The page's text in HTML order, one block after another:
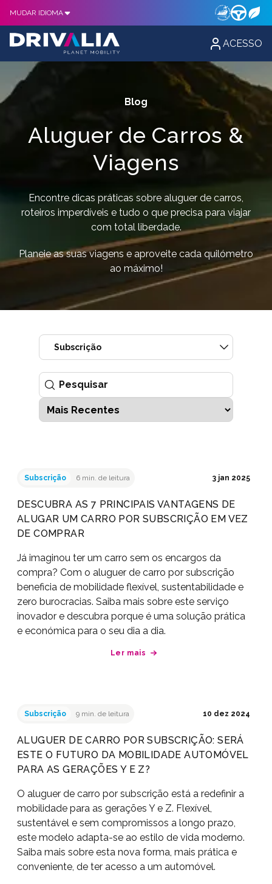
MUDAR IDIOMA
ACESSO
Blog
Aluguer de Carros &
Viagens
Encontre dicas práticas sobre aluguer de carros,
roteiros imperdíveis e tudo o que precisa para viajar
com total liberdade.
Planeie as suas viagens e aproveite cada quilómetro
ao máximo!
Subscrição
Subscrição 6 min. de leitura 3 jan 2025
DESCUBRA AS 7 PRINCIPAIS VANTAGENS DE
ALUGAR UM CARRO POR SUBSCRIÇÃO EM VEZ
DE COMPRAR
Já imaginou ter um carro sem os encargos da
compra? Com o aluguer de carro por subscrição
beneficia de mobilidade flexível, sustentabilidade e
zero burocracias. Saiba mais sobre este serviço
inovador e descubra porque é uma solução prática
e económica para o seu dia a dia.
Ler mais
Subscrição 9 min. de leitura 10 dez 2024
ALUGUER DE CARRO POR SUBSCRIÇÃO: SERÁ
ESTE O FUTURO DA MOBILIDADE AUTOMÓVEL
PARA AS GERAÇÕES Y E Z?
O aluguer de carro por subscrição está a redefinir a
mobilidade para as gerações Y e Z. Flexível,
sustentável e sem compromissos a longo prazo,
este modelo adapta-se ao estilo de vida moderno.
Saiba mais sobre esta nova forma, mais prática e
conveniente, de ter acesso a um automóvel.